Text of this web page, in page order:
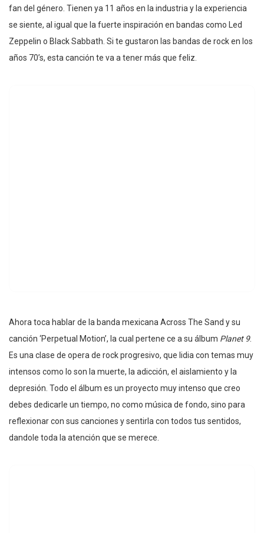
fan del género. Tienen ya 11 años en la industria y la experiencia
se siente, al igual que la fuerte inspiración en bandas como Led
Zeppelin o Black Sabbath. Si te gustaron las bandas de rock en los
años 70’s, esta canción te va a tener más que feliz.
Ahora toca hablar de la banda mexicana Across The Sand y su
canción ‘Perpetual Motion’, la cual pertene ce a su álbum Planet 9.
Es una clase de opera de rock progresivo, que lidia con temas muy
intensos como lo son la muerte, la adicción, el aislamiento y la
depresión. Todo el álbum es un proyecto muy intenso que creo
debes dedicarle un tiempo, no como música de fondo, sino para
reflexionar con sus canciones y sentirla con todos tus sentidos,
dandole toda la atención que se merece.